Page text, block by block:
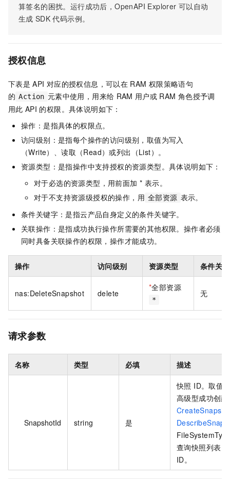
算签名的困扰。运行成功后，OpenAPI Explorer 可以自动
生成 SDK 代码示例。
授权信息
下表是 API 对应的授权信息，可以在 RAM 权限策略语句
的 Action 元素中使用，用来给 RAM 用户或 RAM 角色授予调
用此 API 的权限。具体说明如下：
操作：是指具体的权限点。
访问级别：是指每个操作的访问级别，取值为写入
（Write）、读取（Read）或列出（List）。
资源类型：是指操作中支持授权的资源类型。具体说明如下：
对于必选的资源类型，用前面加 * 表示。
对于不支持资源级授权的操作，用 全部资源 表示。
条件关键字：是指云产品自身定义的条件关键字。
关联操作：是指成功执行操作所需要的其他权限。操作者必须
同时具备关联操作的权限，操作才能成功。
操作 访问级别 资源类型 条件关
nas:DeleteSnapshot delete
*全部资源
*
无
请求参数
名称 类型 必填 描述
SnapshotId string 是
快照 ID。取值
高级型成功创
查询快照列表
ID。